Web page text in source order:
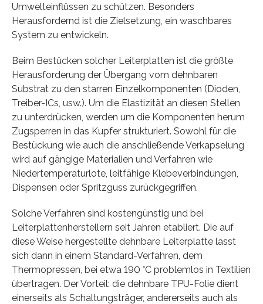
Umwelteinflüssen zu schützen. Besonders
Herausfordernd ist die Zielsetzung, ein waschbares
System zu entwickeln.
Beim Bestücken solcher Leiterplatten ist die größte
Herausforderung der Übergang vom dehnbaren
Substrat zu den starren Einzelkomponenten (Dioden,
Treiber-ICs, usw.). Um die Elastizität an diesen Stellen
zu unterdrücken, werden um die Komponenten herum
Zugsperren in das Kupfer strukturiert. Sowohl für die
Bestückung wie auch die anschließende Verkapselung
wird auf gängige Materialien und Verfahren wie
Niedertemperaturlote, leitfähige Klebeverbindungen,
Dispensen oder Spritzguss zurückgegriffen.
Solche Verfahren sind kostengünstig und bei
Leiterplattenherstellern seit Jahren etabliert. Die auf
diese Weise hergestellte dehnbare Leiterplatte lässt
sich dann in einem Standard-Verfahren, dem
Thermopressen, bei etwa 190 °C problemlos in Textilien
übertragen. Der Vorteil: die dehnbare TPU-Folie dient
einerseits als Schaltungsträger, andererseits auch als